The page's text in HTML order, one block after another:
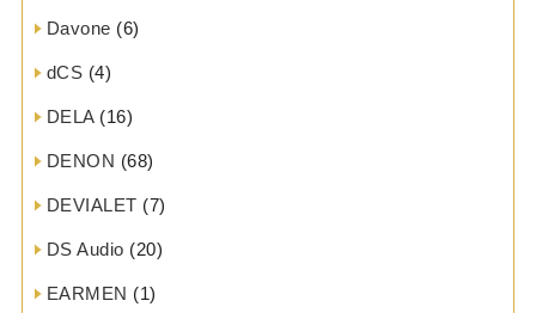
Davone (6)
dCS (4)
DELA(16)
DENON (68)
DEVIALET (7)
DS Audio (20)
EARMEN (1)